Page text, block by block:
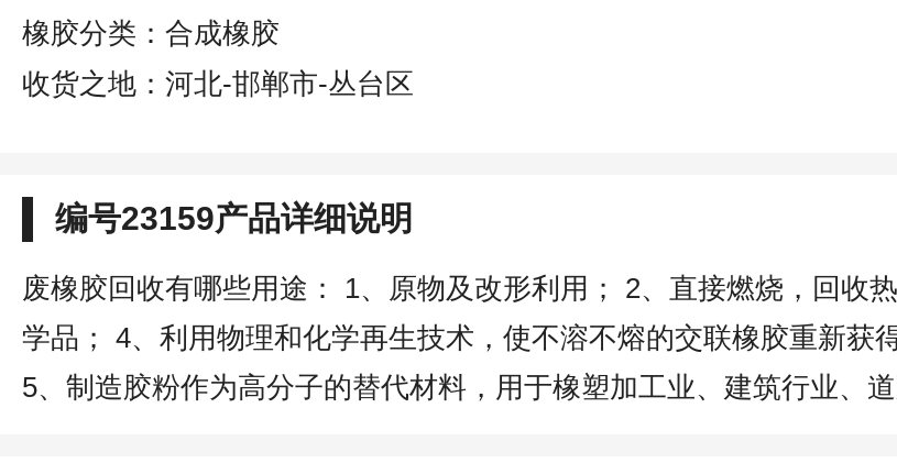
橡胶分类：合成橡胶
收货之地：河北-邯郸市-丛台区
编号23159产品详细说明
废橡胶回收有哪些用途： 1、原物及改形利用； 2、直接燃烧，回收
学品； 4、利用物理和化学再生技术，使不溶不熔的交联橡胶重新获
5、制造胶粉作为高分子的替代材料，用于橡塑加工业、建筑行业、道